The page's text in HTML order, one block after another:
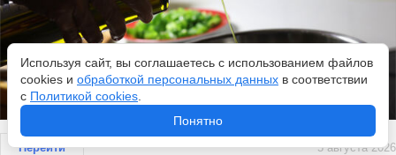
Перейти 5 августа 2026
Используя сайт, вы соглашаетесь с использованием файлов
cookies и обработкой персональных данных в соответствии
с Политикой cookies
Понятно